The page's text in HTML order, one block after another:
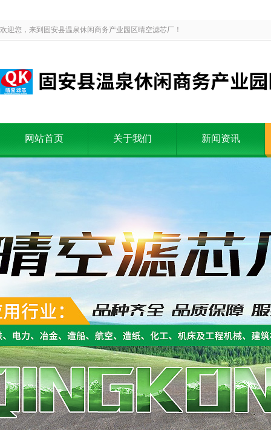
欢迎您，来到固安县温泉休闲商务产业园区晴空滤芯厂！
网站首页 关于我们 新闻资讯